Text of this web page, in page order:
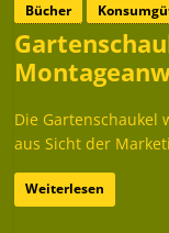
Bücher
Die Gartenschaukel
aus Sicht der
Weiterlesen